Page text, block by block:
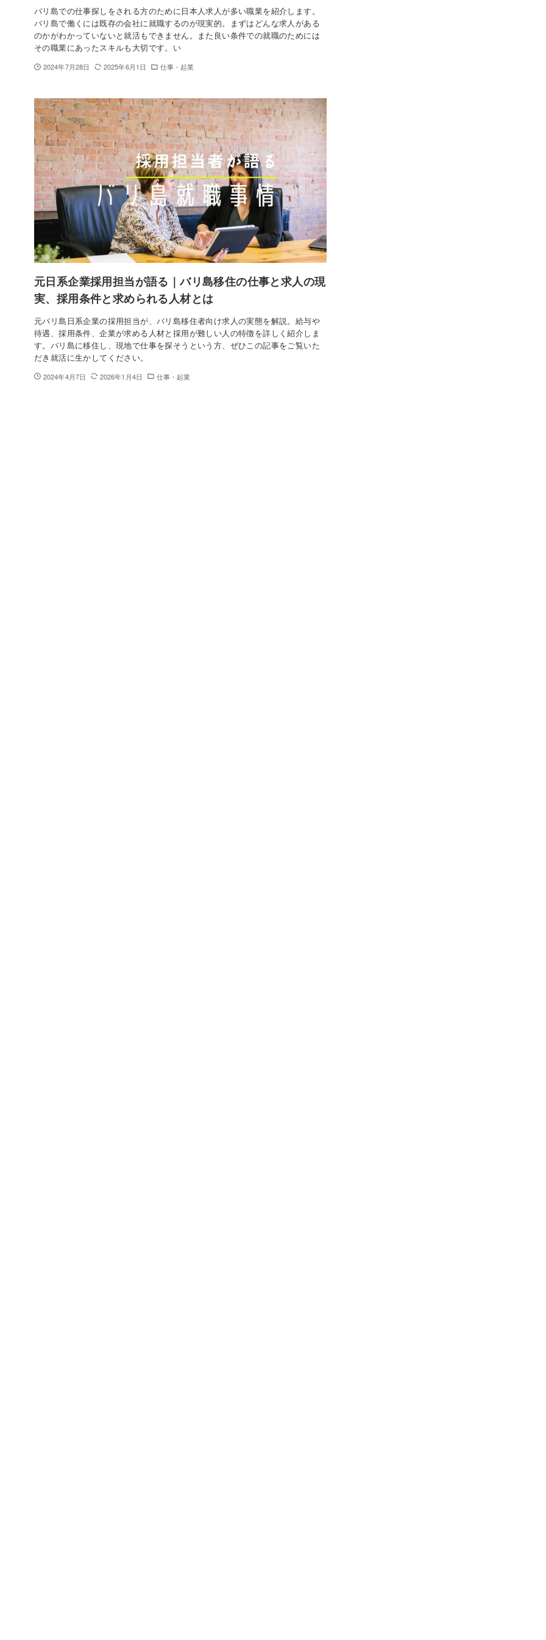
バリ島での仕事探しをされる方のために日本人求人が多い職業を紹介します。
バリ島で働くには既存の会社に就職するのが現実的。まずはどんな求人がある
のかがわかっていないと就活もできません。また良い条件での就職のためには
その職業にあったスキルも大切です。い
2024年7月28日 2025年6月1日 仕事・起業
元日系企業採用担当が語る｜バリ島移住の仕事と求人の現
実、採用条件と求められる人材とは
元バリ島日系企業の採用担当が、バリ島移住者向け求人の実態を解説。給与や
待遇、採用条件、企業が求める人材と採用が難しい人の特徴を詳しく紹介しま
す。バリ島に移住し、現地で仕事を探そうという方、ぜひこの記事をご覧いた
だき就活に生かしてください。
2024年4月7日 2026年1月4日 仕事・起業